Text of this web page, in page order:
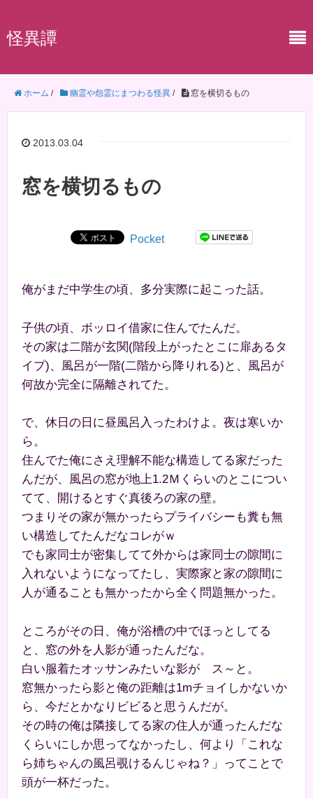
怪異譚
ホーム / 幽霊や怨霊にまつわる怪異 / 窓を横切るもの
2013.03.04
窓を横切るもの
Pocket
俺がまだ中学生の頃、多分実際に起こった話。
子供の頃、ボッロイ借家に住んでたんだ。
その家は二階が玄関(階段上がったとこに扉あるタ
イプ)、風呂が一階(二階から降りれる)と、風呂が
何故か完全に隔離されてた。
で、休日の日に昼風呂入ったわけよ。夜は寒いか
ら。
住んでた俺にさえ理解不能な構造してる家だった
んだが、風呂の窓が地上1.2Ｍくらいのとこについ
てて、開けるとすぐ真後ろの家の壁。
つまりその家が無かったらプライバシーも糞も無
い構造してたんだなコレがｗ
でも家同士が密集してて外からは家同士の隙間に
入れないようになってたし、実際家と家の隙間に
人が通ることも無かったから全く問題無かった。
ところがその日、俺が浴槽の中でほっとしてる
と、窓の外を人影が通ったんだな。
白い服着たオッサンみたいな影が ス～と。
窓無かったら影と俺の距離は1mチョイしかないか
ら、今だとかなりビビると思うんだが。
その時の俺は隣接してる家の住人が通ったんだな
くらいにしか思ってなかったし、何より「これな
ら姉ちゃんの風呂覗けるんじゃね？」ってことで
頭が一杯だった。